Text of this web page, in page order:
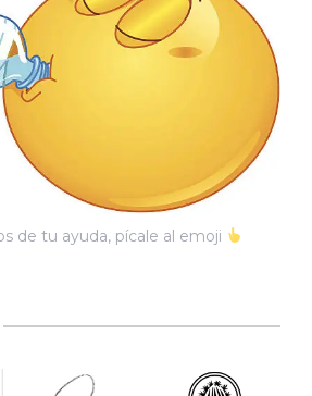
de tu ayuda, pícale al emoji